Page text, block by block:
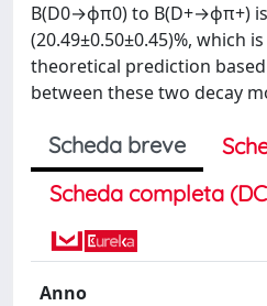
B(D0→ϕπ0) to B(D+→ϕπ+)
(20.49±0.50±0.45)%, which
theoretical prediction
between these two decay
Scheda breve
Scheda completa
Anno